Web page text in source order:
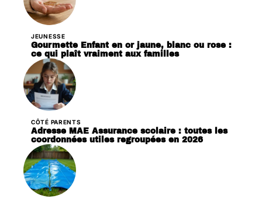
JEUNESSE
Gourmette Enfant en or jaune, blanc ou rose :
ce qui plaît vraiment aux familles
CÔTÉ PARENTS
Adresse MAE Assurance scolaire : toutes les
coordonnées utiles regroupées en 2026